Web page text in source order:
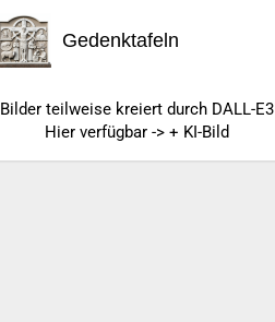
Gedenktafeln
Bilder teilweise kreiert durch DALL-E3
Hier verfügbar -> + KI-Bild